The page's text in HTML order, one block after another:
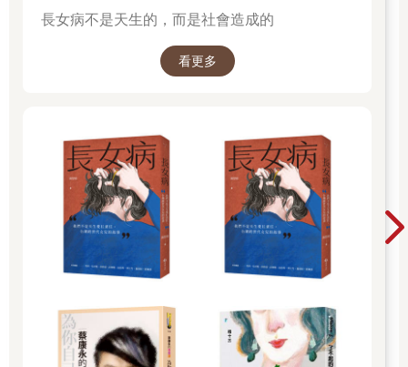
長女病不是天生的，而是社會造成的
看更多